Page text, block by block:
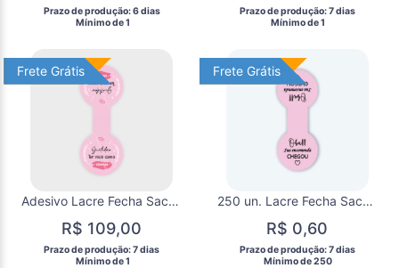
Prazo de produção: 6 dias
  Mínimo de 1
Prazo de produção: 7 dias
  Mínimo de 1
Frete Grátis
Frete Grátis
Adesivo Lacre Fecha Sacola 50 un. Personalizados
R$ 109,00
Prazo de produção: 7 dias
  Mínimo de 1
Frete Grátis
Frete Grátis
250 un. Lacre Fecha Sacola Personalizado
R$ 0,60
Prazo de produção: 7 dias
  Mínimo de 250